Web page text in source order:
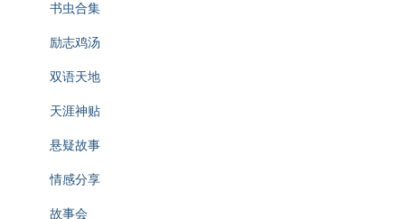
书虫合集
励志鸡汤
双语天地
天涯神贴
悬疑故事
情感分享
故事会